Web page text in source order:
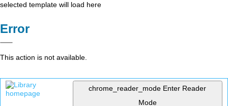
selected template will load here
Error
This action is not available.
chrome_reader_mode Enter Reader
Mode